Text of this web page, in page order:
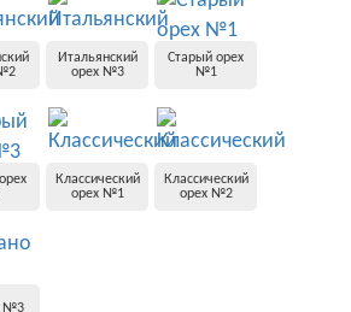
Итальянский
орех №3
Старый орех
№1
Классический
орех №1
Классический
орех №2
№3